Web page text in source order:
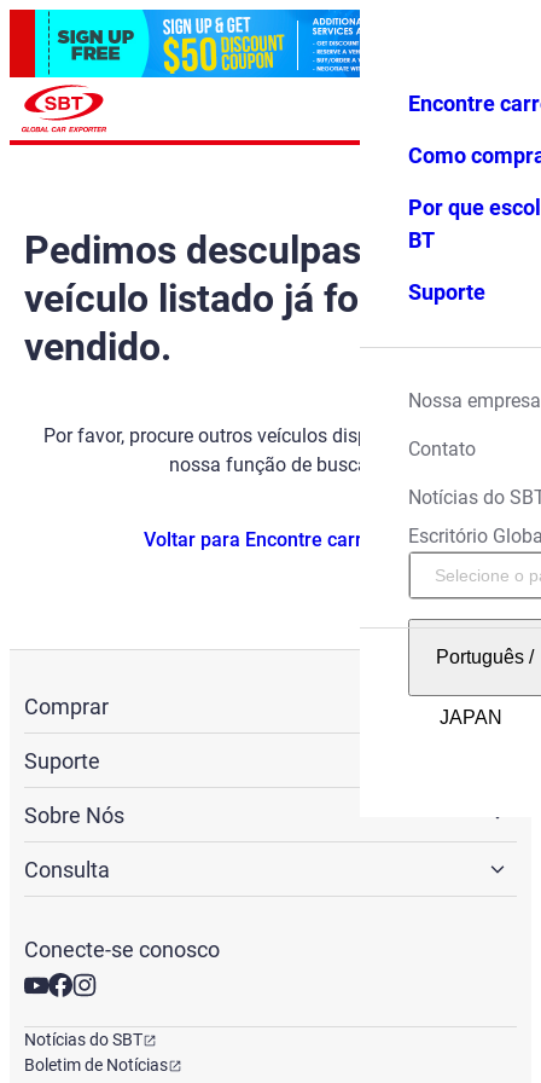
Favoritos Menu
Encontre
Como
Por que
BT
Suporte
Nossa empresa
Contato
Notícias do
Escritório
Português/
Pedimos desculpas, mas o
veículo listado já foi
vendido.
Por favor, procure outros veículos disponíveis usando
nossa função de busca.
Voltar para Encontre carros
Comprar
Suporte
Sobre Nós
Consulta
Conecte-se conosco
Notícias do SBT
Boletim de Notícias